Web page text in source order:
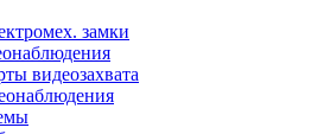
замки
видеозахвата